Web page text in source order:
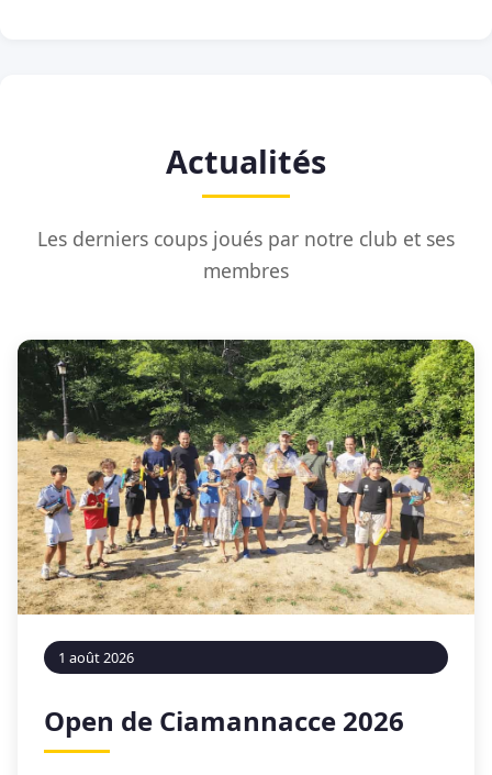
Actualités
Les derniers coups joués par notre club et ses
membres
1 août 2026
Open de Ciamannacce 2026